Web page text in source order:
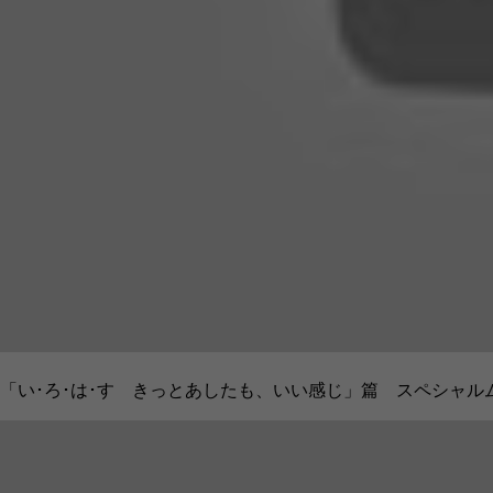
「い･ろ･は･す きっとあしたも、いい感じ」篇 スペシャル